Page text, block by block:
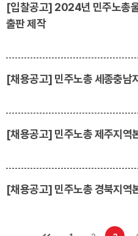
[입찰공고] 2024년 민주노총
출판 제작
[채용공고] 민주노총 세종충남
[채용공고] 민주노총 제주지역
[채용공고] 민주노총 경북지역